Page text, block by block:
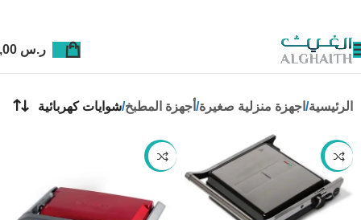
ر.س
الرئيسية اجهزة منزلية صغيرة أجهزة المطبخ شوايات كهربائية
-50%
-52%